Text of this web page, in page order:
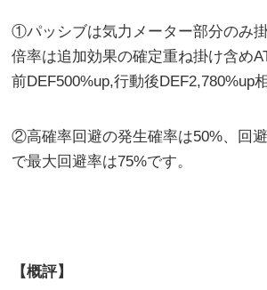
①パッシブは気力メーター部分のみ
倍率は追加効果の確定重ね掛け含め
前DEF500%up,行動後DEF2,780%up
②高確率回避の発生確率は50%、回
で最大回避率は75%です。
【概評】